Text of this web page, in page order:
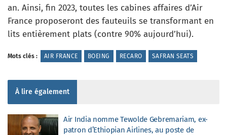
an. Ainsi, fin 2023, toutes les cabines affaires d’Air
France proposeront des fauteuils se transformant en
lits entièrement plats (contre 90% aujourd’hui).
Mots clés : AIR FRANCE BOEING RECARO SAFRAN SEATS
À lire également
Air India nomme Tewolde Gebremariam, ex-
patron d’Ethiopian Airlines, au poste de